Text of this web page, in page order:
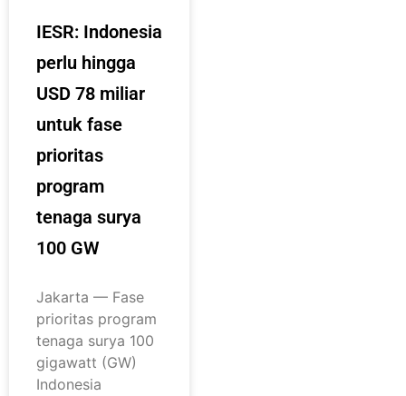
IESR: Indonesia
perlu hingga
USD 78 miliar
untuk fase
prioritas
program
tenaga surya
100 GW
Jakarta — Fase
prioritas program
tenaga surya 100
gigawatt (GW)
Indonesia